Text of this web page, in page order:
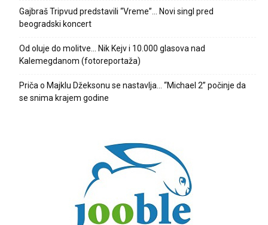
Gajbraš Tripvud predstavili “Vreme”… Novi singl pred
beogradski koncert
Od oluje do molitve… Nik Kejv i 10.000 glasova nad
Kalemegdanom (fotoreportaža)
Priča o Majklu Džeksonu se nastavlja… “Michael 2” počinje da
se snima krajem godine